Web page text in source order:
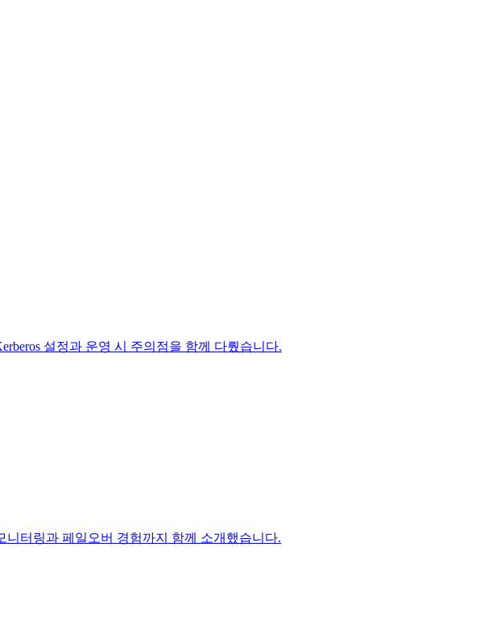
설정과 운영 시 주의점을 함께 다뤘습니다.
니터링과 페일오버 경험까지 함께 소개했습니다.